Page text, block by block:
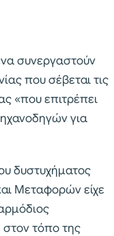
συνεργαστούν
που σέβεται τις
«που επιτρέπει
για
δυστυχήματος
Μεταφορών είχε
τόπο της